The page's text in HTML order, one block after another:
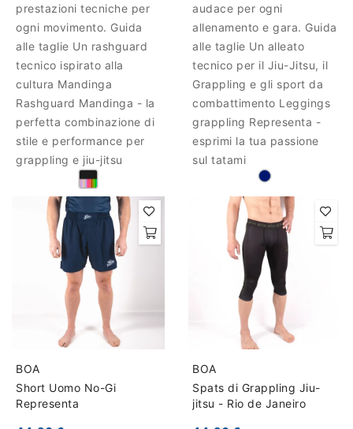
prestazioni tecniche per
ogni movimento. Guida
alle taglie Un rashguard
tecnico ispirato alla
cultura Mandinga
Rashguard Mandinga - la
perfetta combinazione di
stile e performance per
grappling e jiu-jitsu
audace per ogni
allenamento e gara. Guida
alle taglie Un alleato
tecnico per il Jiu-Jitsu, il
Grappling e gli sport da
combattimento Leggings
grappling Representa -
esprimi la tua passione
sul tatami
BOA
Short Uomo No-Gi
Representa
BOA
Spats di Grappling Jiu-
jitsu - Rio de Janeiro